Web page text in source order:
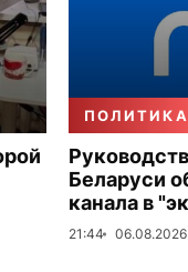
ПОЛИТИКА
Беларуси
канала в
21:44 06.08.2026